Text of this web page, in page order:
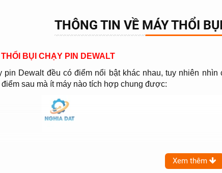
THÔNG TIN VỀ MÁY THỔI
BỤI CHẠY PIN DEWALT
pin Dewalt đều có điểm nổi bật khác nhau, tuy nhiên
sau mà ít máy nào tích hợp chung được:
Xem thêm